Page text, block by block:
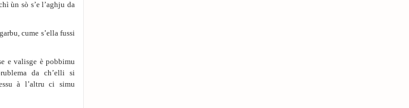
ùn sò s’e l’aghju da
cume s’ella fussi
e valisge è pobbimu
da ch’elli si
à l’altru ci simu